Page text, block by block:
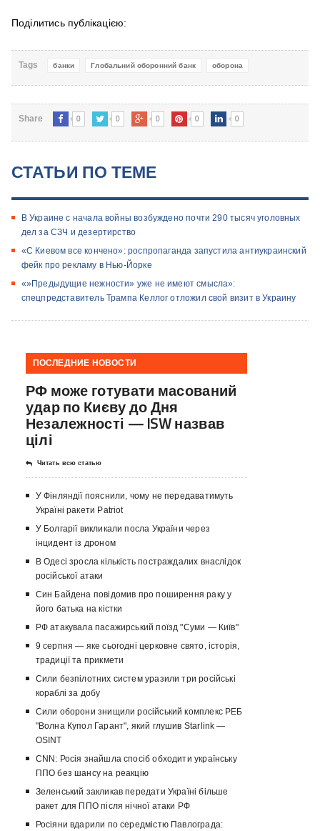
Поділитись публікацією:
Tags банки Глобальний оборонний банк оборона
Share 0 0 0 0 0
СТАТЬИ ПО ТЕМЕ
В Украине с начала войны возбуждено почти 290 тысяч уголовных
дел за СЗЧ и дезертирство
«С Киевом все кончено»: роспропаганда запустила антиукраинский
фейк про рекламу в Нью-Йорке
«»Предыдущие нежности» уже не имеют смысла»:
спецпредставитель Трампа Келлог отложил свой визит в Украину
ПОСЛЕДНИЕ НОВОСТИ
РФ може готувати масований
удар по Києву до Дня
Незалежності — ISW назвав
цілі
Читать всю статью
У Фінляндії пояснили, чому не передаватимуть
Україні ракети Patriot
У Болгарії викликали посла України через
інцидент із дроном
В Одесі зросла кількість постраждалих внаслідок
російської атаки
Син Байдена повідомив про поширення раку у
його батька на кістки
РФ атакувала пасажирський поїзд "Суми — Київ"
9 серпня — яке сьогодні церковне свято, історія,
традиції та прикмети
Сили безпілотних систем уразили три російські
кораблі за добу
Сили оборони знищили російський комплекс РЕБ
"Волна Купол Гарант", який глушив Starlink —
OSINT
CNN: Росія знайшла спосіб обходити українську
ППО без шансу на реакцію
Зеленський закликав передати Україні більше
ракет для ППО після нічної атаки РФ
Росіяни вдарили по середмістю Павлограда: